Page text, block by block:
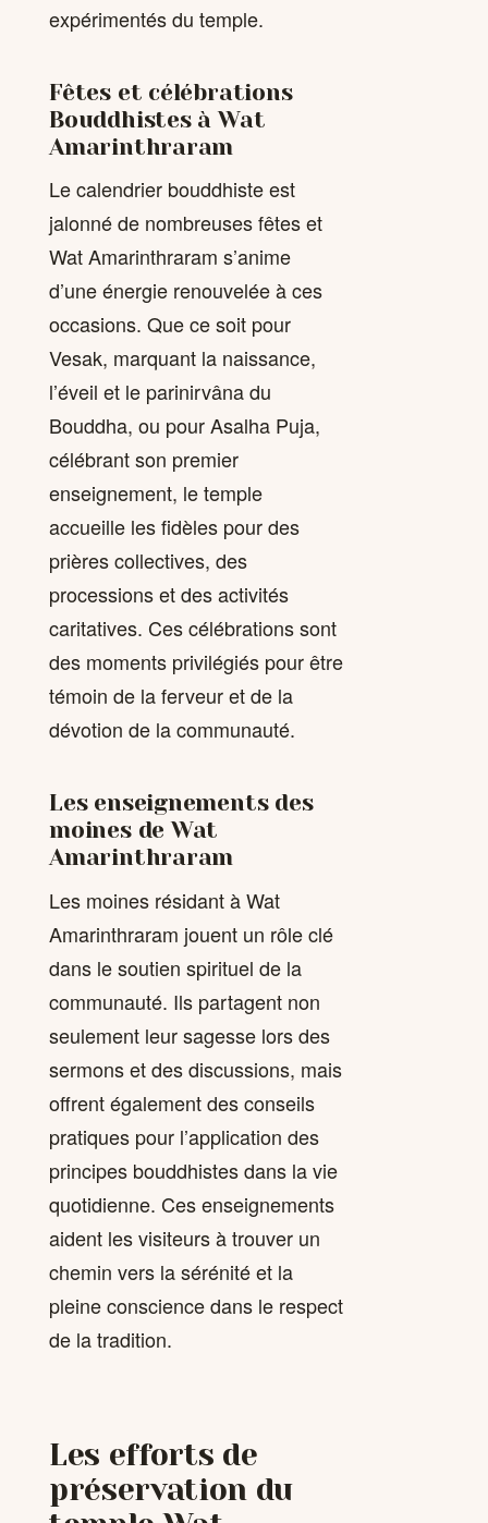
expérimentés du temple.
Fêtes et célébrations
Bouddhistes à Wat
Amarinthraram
Le calendrier bouddhiste est
jalonné de nombreuses fêtes et
Wat Amarinthraram s’anime
d’une énergie renouvelée à ces
occasions. Que ce soit pour
Vesak, marquant la naissance,
l’éveil et le parinirvâna du
Bouddha, ou pour Asalha Puja,
célébrant son premier
enseignement, le temple
accueille les fidèles pour des
prières collectives, des
processions et des activités
caritatives. Ces célébrations sont
des moments privilégiés pour être
témoin de la ferveur et de la
dévotion de la communauté.
Les enseignements des
moines de Wat
Amarinthraram
Les moines résidant à Wat
Amarinthraram jouent un rôle clé
dans le soutien spirituel de la
communauté. Ils partagent non
seulement leur sagesse lors des
sermons et des discussions, mais
offrent également des conseils
pratiques pour l’application des
principes bouddhistes dans la vie
quotidienne. Ces enseignements
aident les visiteurs à trouver un
chemin vers la sérénité et la
pleine conscience dans le respect
de la tradition.
Les efforts de
préservation du